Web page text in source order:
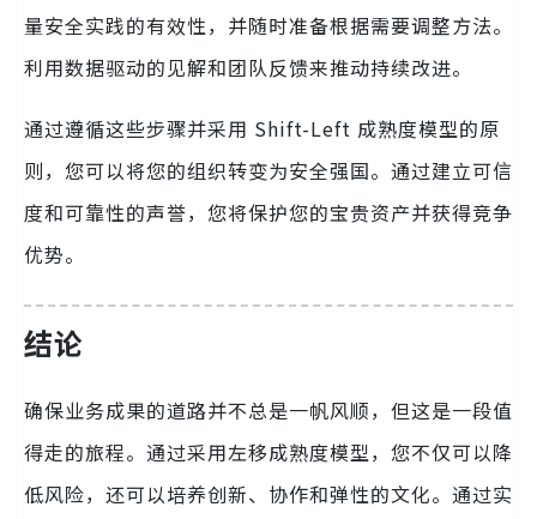
量安全实践的有效性，并随时准备根据需要调整方法。
利用数据驱动的见解和团队反馈来推动持续改进。
通过遵循这些步骤并采用 Shift-Left 成熟度模型的原
则，您可以将您的组织转变为安全强国。通过建立可信
度和可靠性的声誉，您将保护您的宝贵资产并获得竞争
优势。
结论
确保业务成果的道路并不总是一帆风顺，但这是一段值
得走的旅程。通过采用左移成熟度模型，您不仅可以降
低风险，还可以培养创新、协作和弹性的文化。通过实